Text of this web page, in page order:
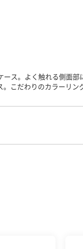
ス。よく触れる側面
こだわりのカラーリン